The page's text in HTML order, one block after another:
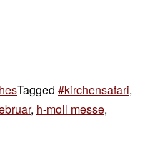
Tagged #kirchensafari,
, h-moll messe,